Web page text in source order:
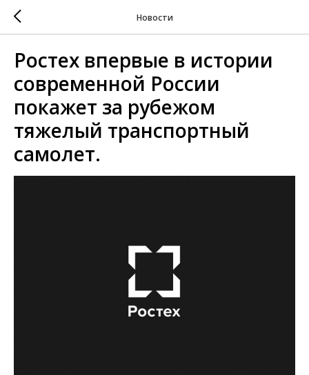
Новости
Ростех впервые в истории
современной России
покажет за рубежом
тяжелый транспортный
самолет.